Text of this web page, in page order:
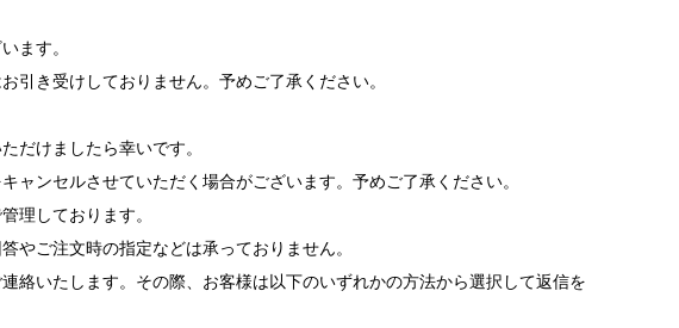
ます。
引き受けしておりません。予めご了承ください。
だけましたら幸いです。
ンセルさせていただく場合がございます。予めご了承ください。
理しております。
ご注文時の指定などは承っておりません。
絡いたします。その際、お客様は以下のいずれかの方法から選択して返信を